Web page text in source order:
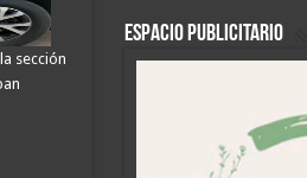
sección
ESPACIO PUBLICITARIO